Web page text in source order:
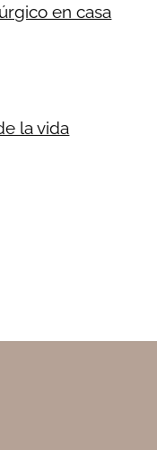
en casa
la vida